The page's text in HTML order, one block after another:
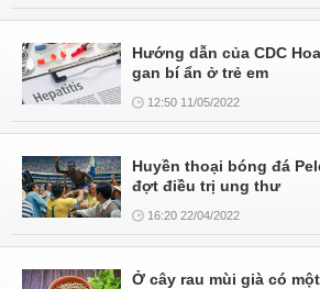
Hướng dẫn của CDC
gan bí ẩn ở trẻ em
12:50 11/05/2022
Huyền thoại bóng đá
đợt điều trị ung thư
16:20 22/04/2022
Ở cây rau mùi già có